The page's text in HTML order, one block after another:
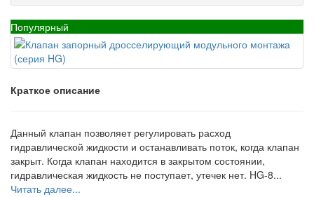
Популярный
Краткое описание
Данный клапан позволяет регулировать расход
гидравлической жидкости и останавливать поток, когда клапан
закрыт. Когда клапан находится в закрытом состоянии,
гидравлическая жидкость не поступает, утечек нет. HG-8...
Читать далее...